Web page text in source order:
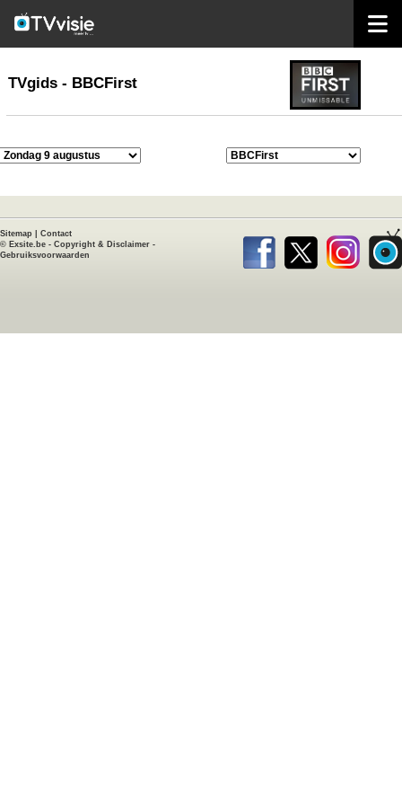
TVgids
TVgids - BBCFirst
Sitemap
Contact
© Exsite.be - Copyright & Disclaimer -
Gebruiksvoorwaarden